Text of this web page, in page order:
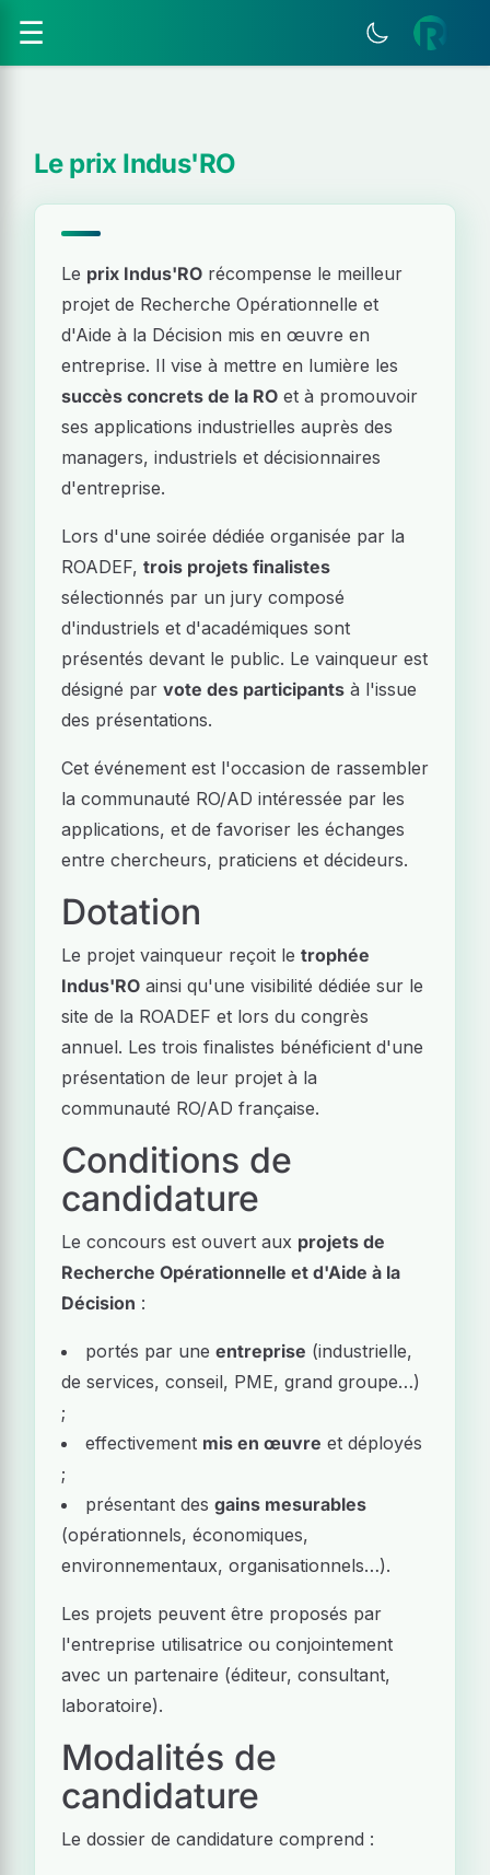
☰
Le prix Indus'RO
Le prix Indus'RO récompense le meilleur
projet de Recherche Opérationnelle et
d'Aide à la Décision mis en œuvre en
entreprise. Il vise à mettre en lumière les
succès concrets de la RO et à promouvoir
ses applications industrielles auprès des
managers, industriels et décisionnaires
d'entreprise.
Lors d'une soirée dédiée organisée par la
ROADEF, trois projets finalistes
sélectionnés par un jury composé
d'industriels et d'académiques sont
présentés devant le public. Le vainqueur est
désigné par vote des participants à l'issue
des présentations.
Cet événement est l'occasion de rassembler
la communauté RO/AD intéressée par les
applications, et de favoriser les échanges
entre chercheurs, praticiens et décideurs.
Dotation
Le projet vainqueur reçoit le trophée
Indus'RO ainsi qu'une visibilité dédiée sur le
site de la ROADEF et lors du congrès
annuel. Les trois finalistes bénéficient d'une
présentation de leur projet à la
communauté RO/AD française.
Conditions de
candidature
Le concours est ouvert aux projets de
Recherche Opérationnelle et d'Aide à la
Décision :
portés par une entreprise (industrielle,
de services, conseil, PME, grand groupe…)
;
effectivement mis en œuvre et déployés
;
présentant des gains mesurables
(opérationnels, économiques,
environnementaux, organisationnels…).
Les projets peuvent être proposés par
l'entreprise utilisatrice ou conjointement
avec un partenaire (éditeur, consultant,
laboratoire).
Modalités de
candidature
Le dossier de candidature comprend :